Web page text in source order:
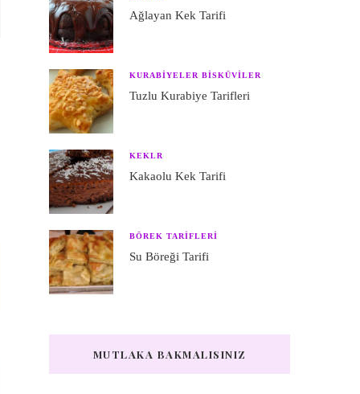
Ağlayan Kek Tarifi
KURABIYELER BISKÜVILER
Tuzlu Kurabiye Tarifleri
KEKLR
Kakaolu Kek Tarifi
BÖREK TARIFLERI
Su Böreği Tarifi
MUTLAKA BAKMALISINIZ